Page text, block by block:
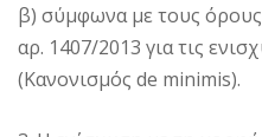
β) σύμφωνα με τους
αρ. 1407/2013 για τις
(Κανονισμός de minimis).